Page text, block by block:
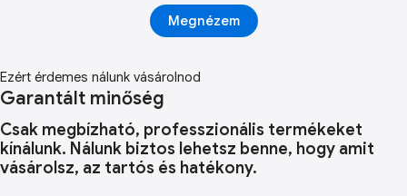
Megnézem
Ezért érdemes nálunk vásárolnod
Garantált minőség
Csak megbízható, professzionális termékeket
kínálunk. Nálunk biztos lehetsz benne, hogy amit
vásárolsz, az tartós és hatékony.